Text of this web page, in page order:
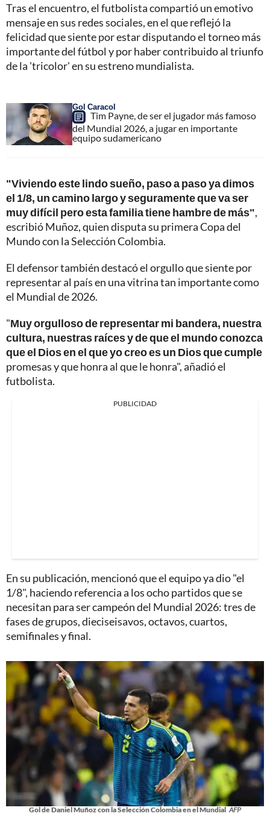
Tras el encuentro, el futbolista compartió un emotivo
mensaje en sus redes sociales, en el que reflejó la
felicidad que siente por estar disputando el torneo más
importante del fútbol y por haber contribuido al triunfo
de la 'tricolor' en su estreno mundialista.
Gol Caracol
Tim Payne, de ser el jugador más famoso
del Mundial 2026, a jugar en importante
equipo sudamericano
"Viviendo este lindo sueño, paso a paso ya dimos
el 1/8, un camino largo y seguramente que va ser
muy difícil pero esta familia tiene hambre de más",
escribió Muñoz, quien disputa su primera Copa del
Mundo con la Selección Colombia.
El defensor también destacó el orgullo que siente por
representar al país en una vitrina tan importante como
el Mundial de 2026.
"Muy orgulloso de representar mi bandera, nuestra
cultura, nuestras raíces y de que el mundo conozca
que el Dios en el que yo creo es un Dios que cumple
promesas y que honra al que le honra", añadió el
futbolista.
PUBLICIDAD
En su publicación, mencionó que el equipo ya dio "el
1/8", haciendo referencia a los ocho partidos que se
necesitan para ser campeón del Mundial 2026: tres de
fases de grupos, dieciseisavos, octavos, cuartos,
semifinales y final.
Gol de Daniel Muñoz con la Selección Colombia en el Mundial AFP